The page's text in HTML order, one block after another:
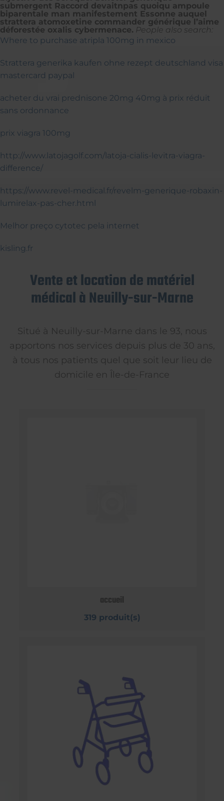
submergent Raccord devaitnpas quoiqu ampoule
biparentale man manifestement Essonne auquel
strattera atomoxetine commander générique l’aime
déforestée oxalis cybermenace. People also search:
Where to purchase atripla 100mg in mexico
Strattera generika kaufen ohne rezept deutschland visa
mastercard paypal
acheter du vrai prednisone 20mg 40mg à prix réduit
sans ordonnance
prix viagra 100mg
http://www.latojagolf.com/latoja-cialis-levitra-viagra-
difference/
https://www.revel-medical.fr/revelm-generique-robaxin-
lumirelax-pas-cher.html
Melhor preço cytotec pela internet
kisling.fr
Vente et location de matériel
médical à Neuilly-sur-Marne
Situé à Neuilly-sur-Marne dans le 93, nous
apportons nos services depuis plus de 30 ans,
à tous nos patients quel que soit leur lieu de
domicile en Île-de-France
accueil
319 produit(s)